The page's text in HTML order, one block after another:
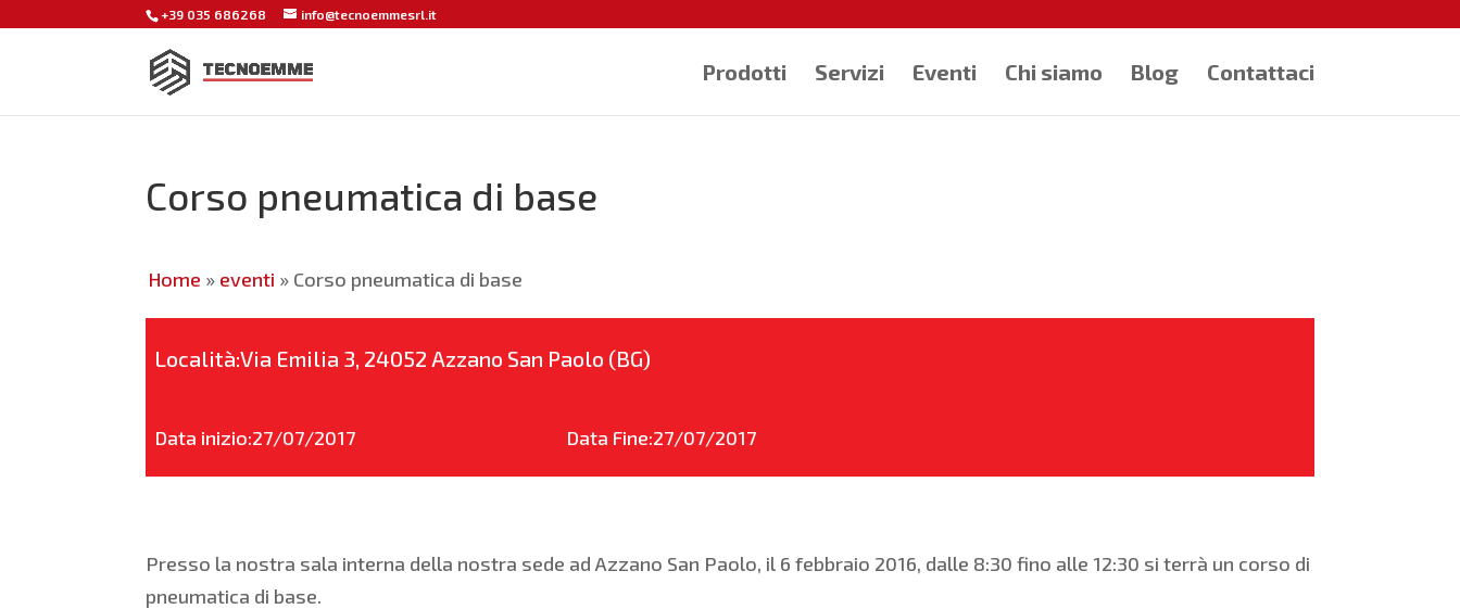
+39 035 686268 info@tecnoemmesrl.it
Prodotti Servizi Eventi Chi siamo Blog Contattaci
Corso pneumatica di base
Home » eventi » Corso pneumatica di base
Località:Via Emilia 3, 24052 Azzano San Paolo (BG)
Data inizio:27/07/2017 Data Fine:27/07/2017
Presso la nostra sala interna della nostra sede ad Azzano San Paolo, il 6 febbraio 2016, dalle 8:30 fino alle 12:30 si terrà un corso di
pneumatica di base.